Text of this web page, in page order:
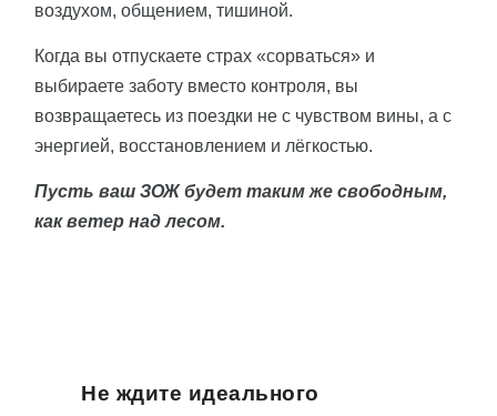
воздухом, общением, тишиной.
Когда вы отпускаете страх «сорваться» и
выбираете заботу вместо контроля, вы
возвращаетесь из поездки не с чувством вины, а с
энергией, восстановлением и лёгкостью.
Пусть ваш ЗОЖ будет таким же свободным,
как ветер над лесом.
Не ждите идеального